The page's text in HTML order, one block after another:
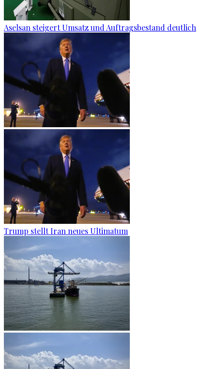
Aselsan steigert Umsatz und Auftragsbestand deutlich
Trump stellt Iran neues Ultimatum